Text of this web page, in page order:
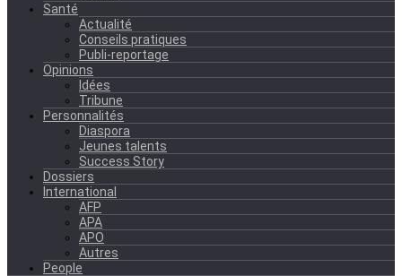
Santé
Actualité
Conseils pratiques
Publi-reportage
Opinions
Idées
Tribune
Personnalités
Diaspora
Jeunes talents
Success Story
Dossiers
International
AFP
APA
APO
Autres
People